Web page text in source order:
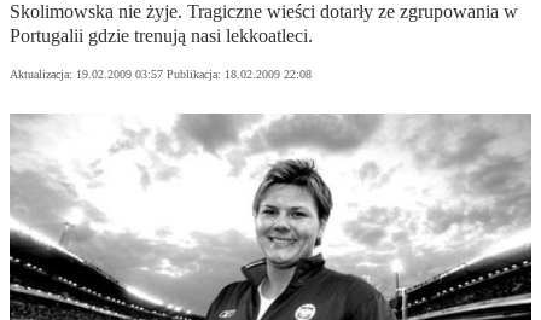
Skolimowska nie żyje. Tragiczne wieści dotarły ze zgrupowania w
Portugalii gdzie trenują nasi lekkoatleci.
Aktualizacja: 19.02.2009 03:57 Publikacja: 18.02.2009 22:08